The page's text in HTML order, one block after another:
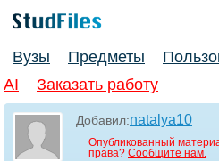
Вузы Предметы
AI
Заказать работу
Добавил:natalya10
Опубликованный
права? Сообщите нам.